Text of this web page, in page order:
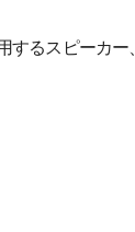
るスピーカー、